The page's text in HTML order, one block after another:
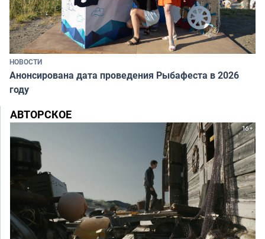
НОВОСТИ
Анонсирована дата проведения Рыбафеста в 2026
году
АВТОРСКОЕ